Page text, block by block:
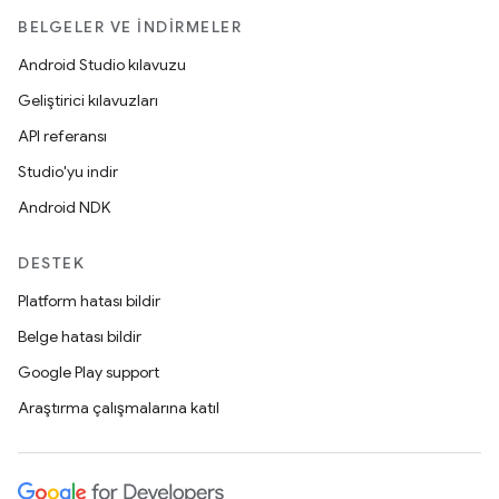
BELGELER VE İNDIRMELER
Android Studio kılavuzu
Geliştirici kılavuzları
API referansı
Studio'yu indir
Android NDK
DESTEK
Platform hatası bildir
Belge hatası bildir
Google Play support
Araştırma çalışmalarına katıl